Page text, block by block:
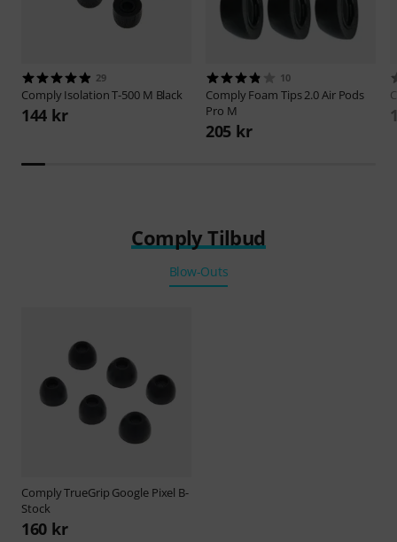
29
Comply Isolation T-500 M Black
144 kr
10
Comply Foam Tips 2.0 Air Pods
Pro M
205 kr
Comply Tilbud
Blow-Outs
ComplyTrueGrip Google Pixel B-
Stock
160 kr